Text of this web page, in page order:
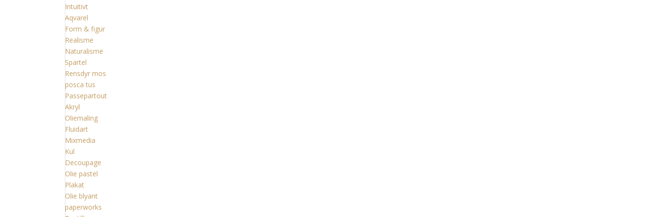
Intuitivt
Aqvarel
Form & figur
Realisme
Naturalisme
Spartel
Rensdyr mos
posca tus
Passepartout
Akryl
Oliemaling
Fluidart
Mixmedia
Kul
Decoupage
Olie pastel
Plakat
Olie blyant
paperworks